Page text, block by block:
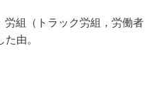
組（トラック労組，労働者
由。